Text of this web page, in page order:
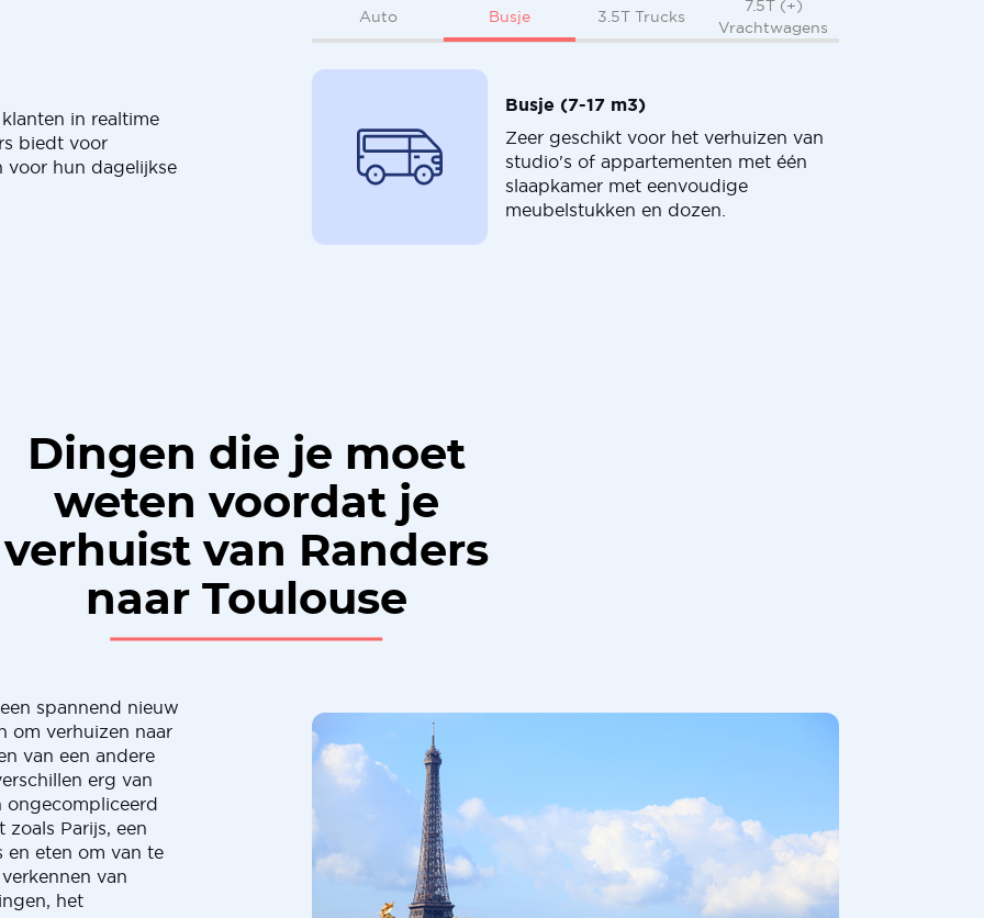
in realtime
biedt voor
voor hun dagelijkse
Auto Busje 3.5T Trucks
7.5T (+)
Vrachtwagens
Busje (7-17 m3)
Zeer geschikt voor het verhuizen van
studio's of appartementen met één
slaapkamer met eenvoudige
meubelstukken en dozen.
Dingen die je moet
weten voordat je
verhuist van Randers
naar Toulouse
spannend nieuw
om verhuizen naar
van een andere
erg van
ongecompliceerd
Parijs, een
en eten om van te
van
het